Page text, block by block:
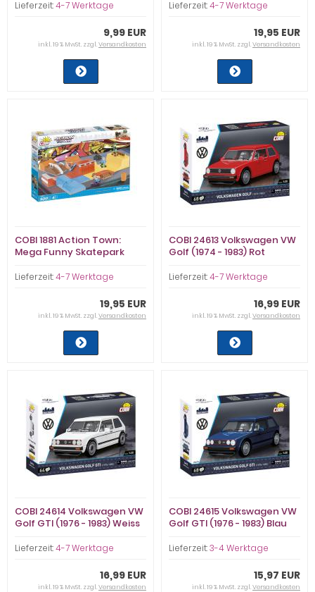
Lieferzeit:4-7 Werktage
9,99 EUR
inkl. 19 % MwSt. zzgl.Versandkosten
Lieferzeit:4-7 Werktage
19,95 EUR
inkl. 19 % MwSt. zzgl.Versandkosten
COBI 1881 Action Town:
Mega Funny Skatepark
Lieferzeit:4-7 Werktage
19,95 EUR
inkl. 19 % MwSt. zzgl.Versandkosten
COBI 24613 Volkswagen VW
Golf (1974 - 1983) Rot
Lieferzeit:4-7 Werktage
16,99 EUR
inkl. 19 % MwSt. zzgl.Versandkosten
COBI 24614 Volkswagen VW
Golf GTI (1976 - 1983) Weiss
Lieferzeit:4-7 Werktage
16,99 EUR
inkl. 19 % MwSt. zzgl.Versandkosten
COBI 24615 Volkswagen VW
Golf GTI (1976 - 1983) Blau
Lieferzeit:3-4 Werktage
15,97 EUR
inkl. 19 % MwSt. zzgl.Versandkosten